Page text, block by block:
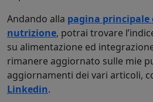
Andando alla pagina principale
nutrizione, potrai trovare
su alimentazione ed
rimanere aggiornato sulle mie
aggiornamenti dei vari articoli,
Linkedin.